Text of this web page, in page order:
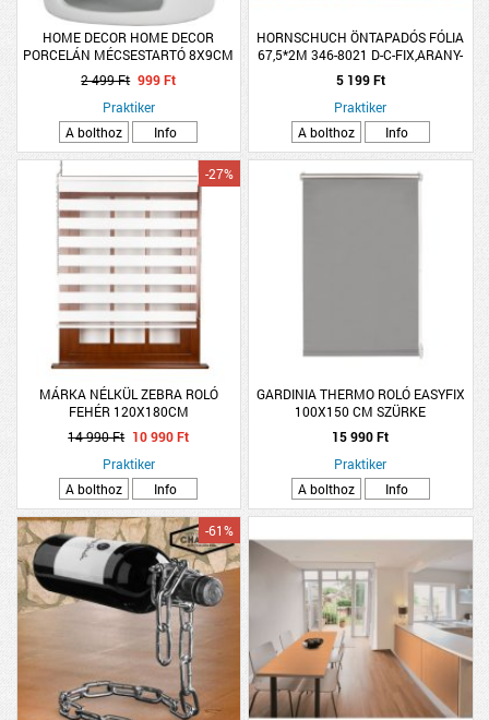
HOME DECOR HOME DECOR
PORCELÁN MÉCSESTARTÓ 8X9CM
2 499 Ft 999 Ft
Praktiker
A bolthoz
Info
HORNSCHUCH ÖNTAPADÓS FÓLIA
67,5*2M 346-8021 D-C-FIX,ARANY-
DIÓFA MINTÁS R:115075
5 199 Ft
Praktiker
A bolthoz
Info
MÁRKA NÉLKÜL ZEBRA ROLÓ
FEHÉR 120X180CM
-27%
14 990 Ft 10 990 Ft
Praktiker
A bolthoz
Info
GARDINIA THERMO ROLÓ EASYFIX
100X150 CM SZÜRKE
15 990 Ft
Praktiker
A bolthoz
Info
-61%